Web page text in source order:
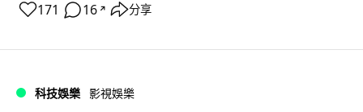
171 16 ↗ 分享
科技娛樂 影視娛樂